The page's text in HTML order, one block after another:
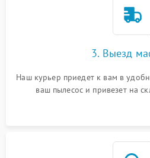
3. Выезд
Наш курьер приедет к вам в
ваш пылесос и привезет на